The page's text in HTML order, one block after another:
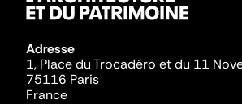
Adresse
1, Place du Trocadéro et du 11
75116 Paris
France